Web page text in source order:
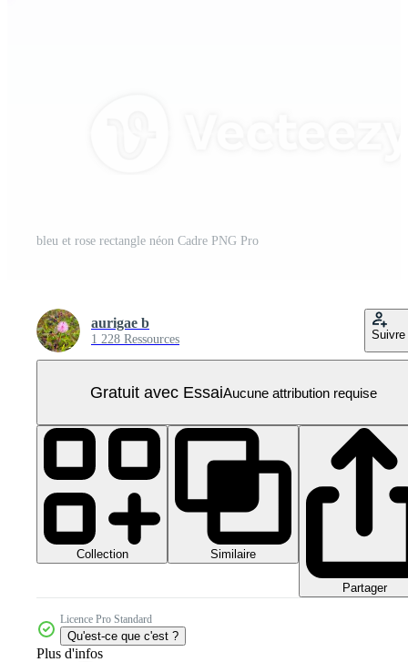
bleu et rose rectangle néon Cadre PNG Pro
aurigae b
1 228 Ressources Suivre
Gratuit avec EssaiAucune attribution requise
Collection Similaire
Partager
Licence Pro Standard
Qu'est-ce que c'est ?
Plus d'infos